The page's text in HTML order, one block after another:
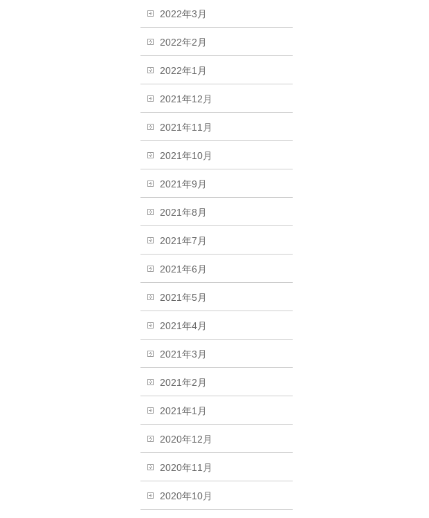
2022年3月
2022年2月
2022年1月
2021年12月
2021年11月
2021年10月
2021年9月
2021年8月
2021年7月
2021年6月
2021年5月
2021年4月
2021年3月
2021年2月
2021年1月
2020年12月
2020年11月
2020年10月